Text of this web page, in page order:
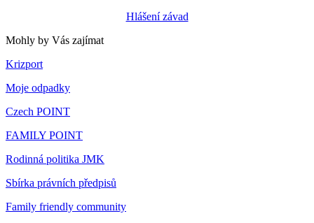
Hlášení závad
Mohly by Vás zajímat
Krizport
Moje odpadky
Czech POINT
FAMILY POINT
Rodinná politika JMK
Sbírka právních předpisů
Family friendly community